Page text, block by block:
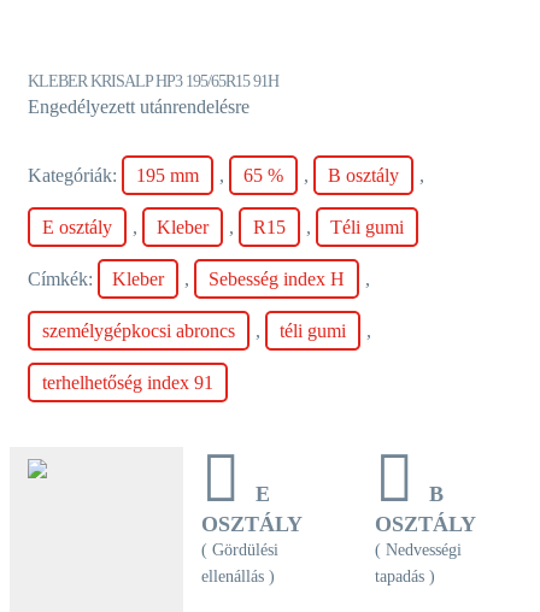
KLEBER KRISALP HP3 195/65R15 91H
Engedélyezett utánrendelésre
Kategóriák: 195 mm , 65 % , B osztály ,
E osztály , Kleber , R15 , Téli gumi
Címkék: Kleber , Sebesség index H ,
személygépkocsi abroncs , téli gumi ,
terhelhetőség index 91
E
OSZTÁLY
( Gördülési
ellenállás )
B
OSZTÁLY
( Nedvességi
tapadás )